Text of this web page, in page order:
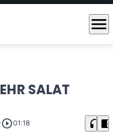
menu
SALAT
play_circle_outline01:18 headphones chrome_reader_mode